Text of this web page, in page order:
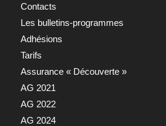
Contacts
Les bulletins-programmes
Adhésions
Tarifs
Assurance « Découverte »
AG 2021
AG 2022
AG 2024